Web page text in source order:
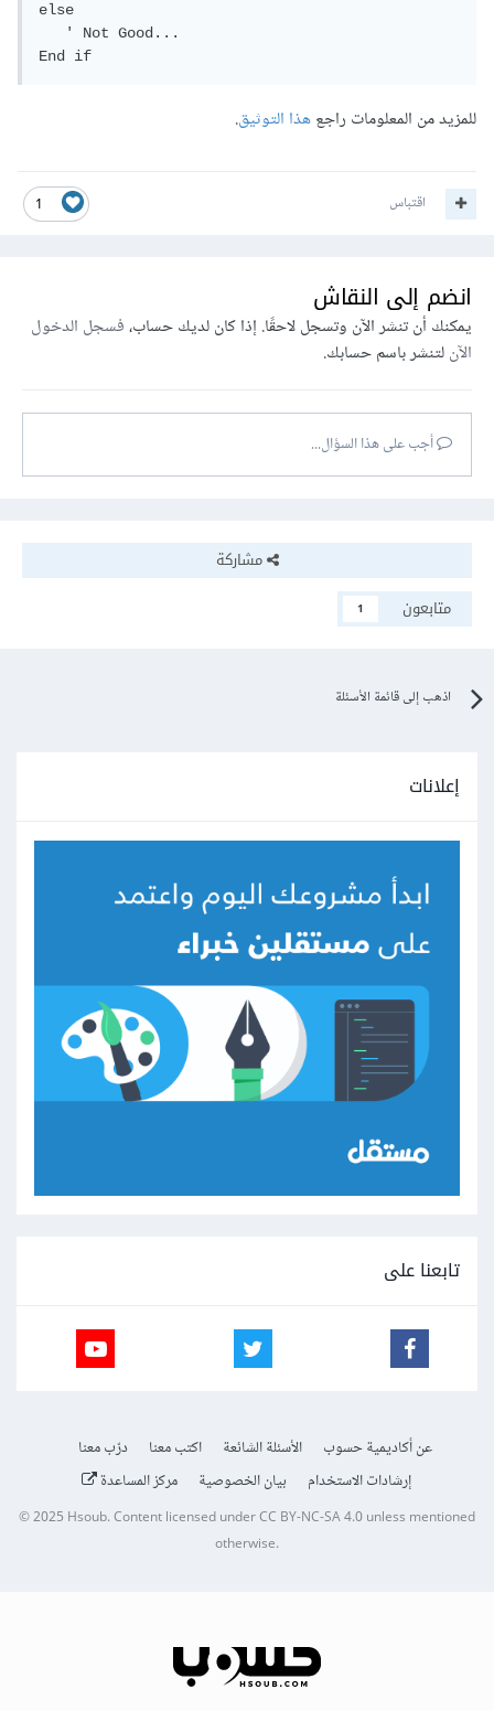
else
   ' Not Good...
End if
للمزيد من المعلومات راجعهذا التوثيق.
1 اقتباس
انضم إلى النقاش
يمكنك أن تنشر الآن وتسجل لاحقًا. إذا كان لديك حساب،فسجل الدخول
الآنلتنشر باسم حسابك.
أجب على هذا السؤال...
مشاركة
متابعون
1
اذهب إلى قائمة الأسئلة
إعلانات
تابعنا على
عن أكاديمية حسوب الأسئلة الشائعة اكتب معنا
درّب معنا
إرشادات الاستخدام
بيان الخصوصية مركز المساعدة
© 2025Hsoub.Content licensed underCC BY-NC-SA 4.0unless mentioned
otherwise.